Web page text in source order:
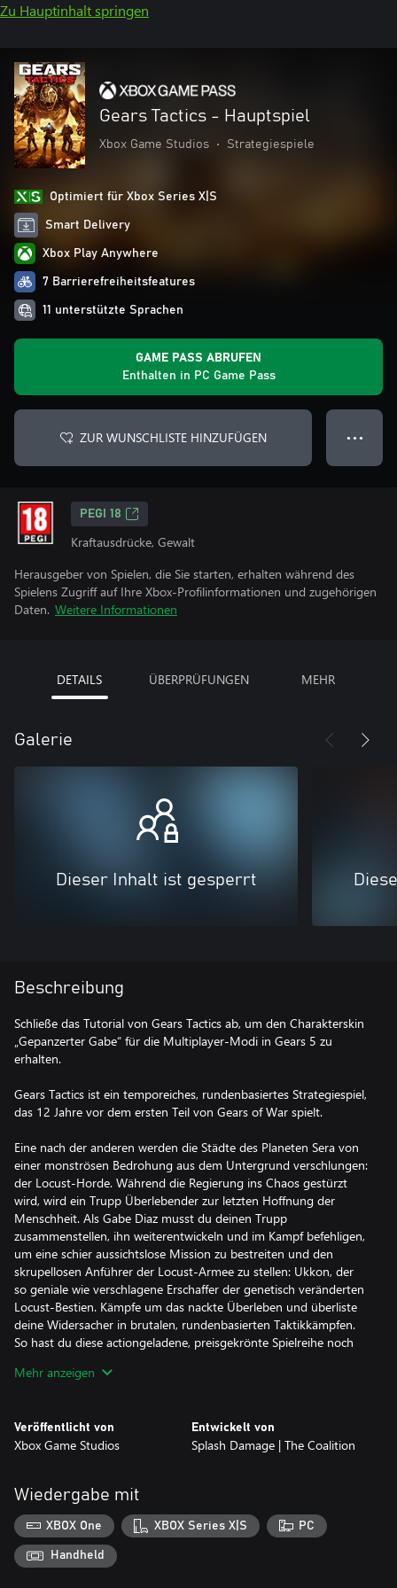
Zu Hauptinhalt springen
Gears Tactics - Hauptspiel
Xbox Game Studios • Strategiespiele
Optimiert für Xbox Series X|S
Smart Delivery
Xbox Play Anywhere
7 Barrierefreiheitsfeatures
11 unterstützte Sprachen
GAME PASS ABRUFEN
Enthalten in PC Game Pass
ZUR WUNSCHLISTE HINZUFÜGEN ● ● ●
PEGI 18
Kraftausdrücke, Gewalt
Herausgeber von Spielen, die Sie starten, erhalten während des
Spielens Zugriff auf Ihre Xbox-Profilinformationen und zugehörigen
Daten. Weitere Informationen
DETAILS ÜBERPRÜFUNGEN MEHR
Galerie
Dieser Inhalt ist gesperrt
Beschreibung
Schließe das Tutorial von Gears Tactics ab, um den Charakterskin
„Gepanzerter Gabe“ für die Multiplayer-Modi in Gears 5 zu
erhalten.
Gears Tactics ist ein temporeiches, rundenbasiertes Strategiespiel,
das 12 Jahre vor dem ersten Teil von Gears of War spielt.
Eine nach der anderen werden die Städte des Planeten Sera von
einer monströsen Bedrohung aus dem Untergrund verschlungen:
der Locust-Horde. Während die Regierung ins Chaos gestürzt
wird, wird ein Trupp Überlebender zur letzten Hoffnung der
Menschheit. Als Gabe Diaz musst du deinen Trupp
zusammenstellen, ihn weiterentwickeln und im Kampf befehligen,
um eine schier aussichtslose Mission zu bestreiten und den
skrupellosen Anführer der Locust-Armee zu stellen: Ukkon, der
so geniale wie verschlagene Erschaffer der genetisch veränderten
Locust-Bestien. Kämpfe um das nackte Überleben und überliste
deine Widersacher in brutalen, rundenbasierten Taktikkämpfen.
So hast du diese actiongeladene, preisgekrönte Spielreihe noch
rette andere Kämpfer, um deinen Trupp zusammenzustellen, und
begib dich auf eine Reise voller erbitterter Kämpfe und Opfer.
– Trupp und Ausrüstung zum Anpassen: Bereite deinen Trupp
gut vor, um im Kampf auf alles gefasst zu sein. Verbessere seine
Fähigkeiten und rüste ihn mit der in kniffligen Missionen
gesammelten Beute aus.
– Action pur: Übernimm in rasanten, rundenbasierten Gefechten,
Mehr anzeigen
Veröffentlicht von
Xbox Game Studios
Entwickelt von
Splash Damage | The Coalition
Wiedergabe mit
XBOX One XBOX Series X|S PC
Handheld